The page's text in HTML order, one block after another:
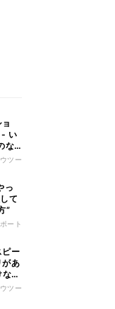
- い
な
ツー
っ
て
”
ート
ピー
があ
い
ツー